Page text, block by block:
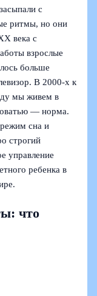
с
ритмы, но они
века с
взрослые
больше
В 2000‑х к
мы живем в
— норма.
сна и
строгий
управление
ребенка в
что